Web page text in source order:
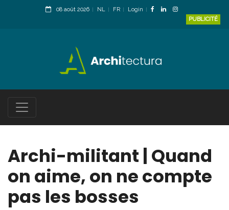
08 août 2026 NL FR
Login
PUBLICITÉ
Archi-militant | Quand
on aime, on ne compte
pas les bosses